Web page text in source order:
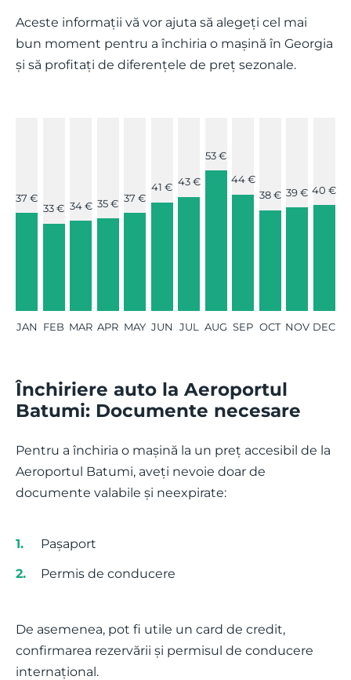
Aceste informații vă vor ajuta să alegeți cel mai
bun moment pentru a închiria o mașină în Georgia
și să profitați de diferențele de preț sezonale.
37 €
JAN
33 €
FEB
34 €
MAR
35 €
APR
37 €
MAY
41 €
JUN
43 €
JUL
53 €
AUG
44 €
SEP
38 €
OCT
39 €
NOV
40 €
DEC
Închiriere auto la Aeroportul
Batumi: Documente necesare
Pentru a închiria o mașină la un preț accesibil de la
Aeroportul Batumi, aveți nevoie doar de
documente valabile și neexpirate:
Pașaport
Permis de conducere
De asemenea, pot fi utile un card de credit,
confirmarea rezervării și permisul de conducere
internațional.